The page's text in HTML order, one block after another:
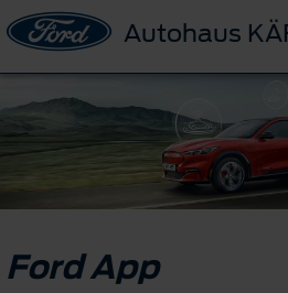
Autohaus
Ford App